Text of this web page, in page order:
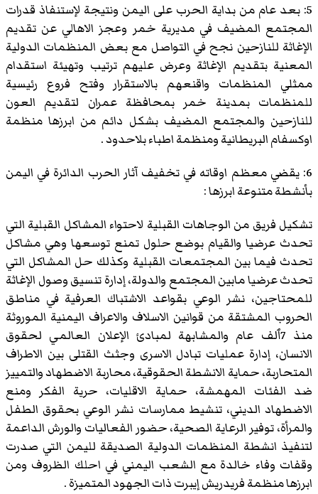
5: بعد عام من بداية الحرب على اليمن ونتيجة لإستنفاذ قدرات
المجتمع المضيف في مديرية خمر وعجز الاهالي عن تقديم
الإغاثة للنازحين نجح في التواصل مع بعض المنظمات الدولية
المعنية بتقديم الإغاثة وعرض عليهم ترتيب وتهيئة استقدام
ممثلي المنظمات واقنعهم بالاستقرار وفتح فروع رئيسية
للمنظمات بمدينة خمر بمحافظة عمران لتقديم العون
للنازحين والمجتمع المضيف بشكل دائم من ابرزها منظمة
اوكسفام البريطانية ومنظمة اطباء بلاحدود .
6: يقضي معظم اوقاته في تخفيف آثار الحرب الدائرة في اليمن
بأنشطة متنوعة ابرزها :
تشكيل فريق من الوجاهات القبلية لاحتواء المشاكل القبلية التي
تحدث عرضيا والقيام بوضع حلول تمنع توسعها وهي مشاكل
تحدث فيما بين المجتمعات القبلية وكذلك حل المشاكل التي
تحدث عرضيا مابين المجتمع والدولة، إدارة تنسيق وصول الإغاثة
للمحتاجين، نشر الوعي بقواعد الاشتباك العرفية في مناطق
الحروب المشتقة من قوانين الاسلاف والاعراف اليمنية الموروثة
منذ 7ٱلف عام والمشابهة لمبادئ الإعلان العالمي لحقوق
الانسان، إدارة عمليات تبادل الاسرى وجثث القتلى بين الاطراف
المتحاربة، حماية الانشطة الحقوقية، محاربة الاضطهاد والتمييز
ضد الفئات المهمشة، حماية الاقليات، حرية الفكر ومنع
الاضطهاد الديني، تنشيط ممارسات نشر الوعي بحقوق الطفل
والمرأة، توفير الرعاية الصحية، حضور الفعاليات والورش الداعمة
لتنفيذ انشطة المنظمات الدولية الصديقة لليمن التي صدرت
وقفات وفاء خالدة مع الشعب اليمني في احلك الظروف ومن
ابرزها منظمة فريدريش إيبرت ذات الجهود المتميزة .